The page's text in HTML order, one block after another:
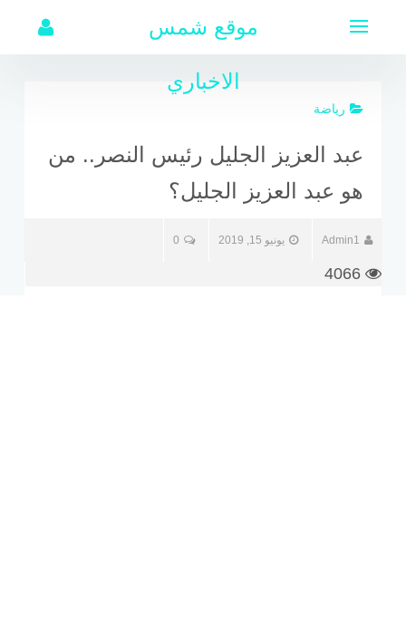
موقع شمس
الاخباري
رياضة
عبد العزيز الجليل رئيس النصر.. من
هو عبد العزيز الجليل؟
Admin1 يونيو 15, 2019 0
4066